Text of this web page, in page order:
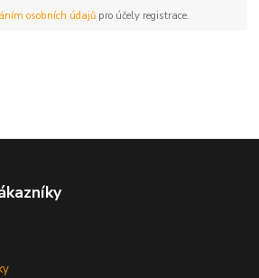
osobních údajůpro účely registrace.